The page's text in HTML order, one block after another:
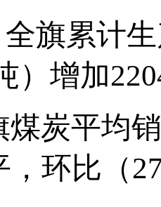
旗累计
）增加
煤炭平均
，环比（